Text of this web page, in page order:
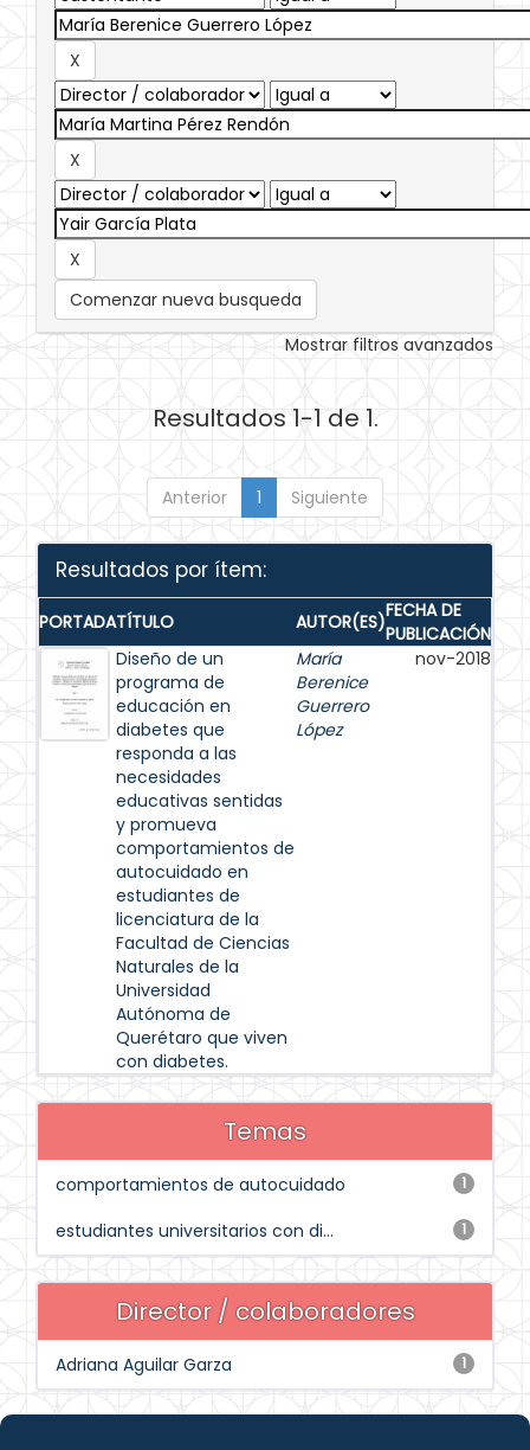
Comenzar nueva busqueda
Mostrar filtros avanzados
Resultados 1-1 de 1.
Anterior 1 Siguiente
Resultados por ítem:
PORTADATÍTULO AUTOR(ES)FECHA DE
PUBLICACIÓN
Diseño de un
programa de
educación en
diabetes que
responda a las
necesidades
educativas sentidas
y promueva
comportamientos de
autocuidado en
estudiantes de
licenciatura de la
Facultad de Ciencias
Naturales de la
Universidad
Autónoma de
Querétaro que viven
con diabetes.
María
Berenice
Guerrero
López
nov-2018
Temas
1
comportamientos de autocuidado
1
estudiantes universitarios con di...
Director / colaboradores
1
Adriana Aguilar Garza